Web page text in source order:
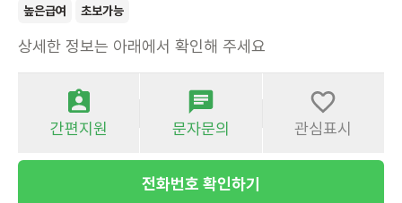
높은급여 초보가능
상세한 정보는 아래에서 확인해 주세요
간편지원 문자문의 관심표시
전화번호 확인하기